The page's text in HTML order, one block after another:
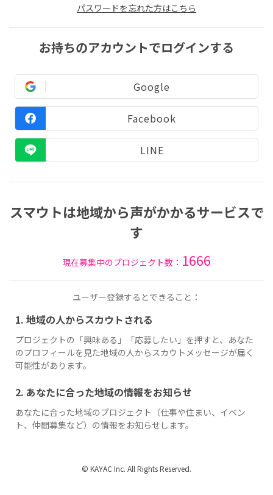
パスワードを忘れた方はこちら
お持ちのアカウントでログインする
Google
Facebook
LINE
スマウトは地域から声がかかるサービスで
す
現在募集中のプロジェクト数： 1666
ユーザー登録するとできること：
1. 地域の人からスカウトされる
プロジェクトの「興味ある」「応募したい」を押すと、あなた
のプロフィールを見た地域の人からスカウトメッセージが届く
可能性があります。
2. あなたに合った地域の情報をお知らせ
あなたに合った地域のプロジェクト（仕事や住まい、イベン
ト、仲間募集など）の情報をお知らせします。
© KAYAC Inc. All Rights Reserved.